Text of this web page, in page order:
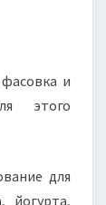
и
этого
для
йогурта,